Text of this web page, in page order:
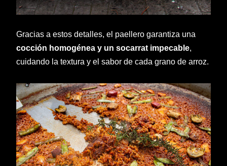
Gracias a estos detalles, el paellero garantiza una
cocción homogénea y un socarrat impecable,
cuidando la textura y el sabor de cada grano de arroz.